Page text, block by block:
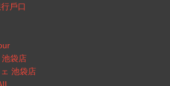
戶口
袋店
池袋店